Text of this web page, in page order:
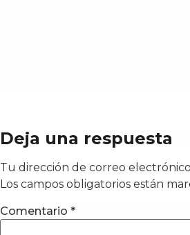
Deja una respuesta
Tu dirección de correo
Los campos obligatorios están
Comentario *